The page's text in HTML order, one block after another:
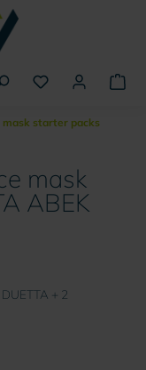
mask starter packs
mask
ABEK